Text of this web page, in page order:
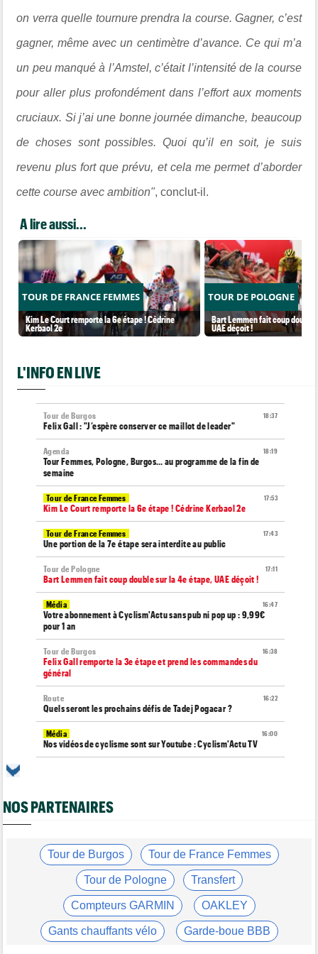
on verra quelle tournure prendra la course. Gagner, c’est
gagner, même avec un centimètre d’avance. Ce qui m’a
un peu manqué à l’Amstel, c’était l’intensité de la course
pour aller plus profondément dans l’effort aux moments
cruciaux. Si j’ai une bonne journée dimanche, beaucoup
de choses sont possibles. Quoi qu’il en soit, je suis
revenu plus fort que prévu, et cela me permet d’aborder
cette course avec ambition", conclut-il.
A lire aussi...
TOUR DE FRANCE FEMMES
Kim Le Court remporte la 6e étape ! Cédrine
Kerbaol 2e
TOUR DE POLOGNE
Bart Lemmen fait coup double
UAE déçoit !
L'INFO EN LIVE
18:37
Tour de Burgos
Felix Gall : "J’espère conserver ce maillot de leader"
18:19
Agenda
Tour Femmes, Pologne, Burgos… au programme de la fin de
semaine
17:53
Tour de France Femmes
Kim Le Court remporte la 6e étape ! Cédrine Kerbaol 2e
17:43
Tour de France Femmes
Une portion de la 7e étape sera interdite au public
17:11
Tour de Pologne
Bart Lemmen fait coup double sur la 4e étape, UAE déçoit !
16:47
Média
Votre abonnement à Cyclism'Actu sans pub ni pop up : 9,99€
pour 1 an
16:38
Tour de Burgos
Felix Gall remporte la 3e étape et prend les commandes du
général
16:22
Route
Quels seront les prochains défis de Tadej Pogacar ?
16:00
Média
Nos vidéos de cyclisme sont sur Youtube : Cyclism'Actu TV
Route
15:00
Tour de France Femmes
David Lappartient : "Le cyclisme féminin progresse mais..."
Tour de France Femmes
Niedermaier : "On savait que Kasia pouvait suivre Demi"
14:21
Tour de France Femmes
Puck Pieterse : "Désormais, je vise le maillot à pois..."
NOS PARTENAIRES
Tour de Burgos Tour de France Femmes
Tour de Pologne Transfert
Compteurs GARMIN OAKLEY
Gants chauffants vélo Garde-boue BBB